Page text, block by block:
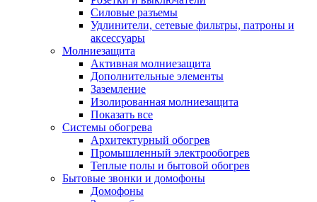
Силовые разъемы
Удлинители, сетевые фильтры, патроны и
аксессуары
Молниезащита
Активная молниезащита
Дополнительные элементы
Заземление
Изолированная молниезащита
Показать все
Системы обогрева
Архитектурный обогрев
Промышленный электрообогрев
Теплые полы и бытовой обогрев
Бытовые звонки и домофоны
Домофоны